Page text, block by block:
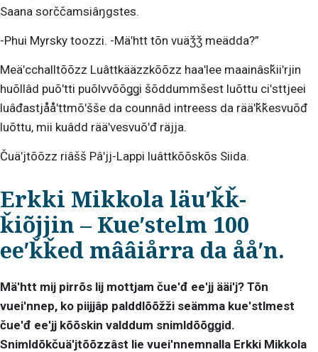
Saana sorččamsiâŋgstes.
-Phui Myrsky toozzi. -Mäʹhtt tõn vuäǯǯ meädda?”
Meäʹcchalltõõzz Luâttkääzzkõõzz haaʹlee maainâsǩiiʹrjin
huõllâd puõʹtti puõlvvõõǥǥi šõddummšest luõttu ciʹsttjeei
luâđastjååʹttmõʹšše da counnâd intreess da rääʹǩǩesvuõđ
luõttu, mii kuâdd rääʹvesvuõʹđ räjja.
Čuäʹjtõõzz riâšš Pâʹjj-Lappi luâttkõõskõs Siida.
Erkki Mikkola läuʹǩǩ-
ǩiõjjin – Kueʹstelm 100
eeʹǩǩed mââiårra da ååʹn.
Mäʹhtt mij pirrõs lij mottjam čueʹđ eeʹjj ääiʹj? Tõn
vueiʹnnep, ko piijjâp palddlõõžži seämma kueʹstlmest
čueʹđ eeʹjj kõõskin valddum snimldõõǥǥid.
Snimldõkčuäʹjtõõzzâst lie vueiʹnnemnalla Erkki Mikkola